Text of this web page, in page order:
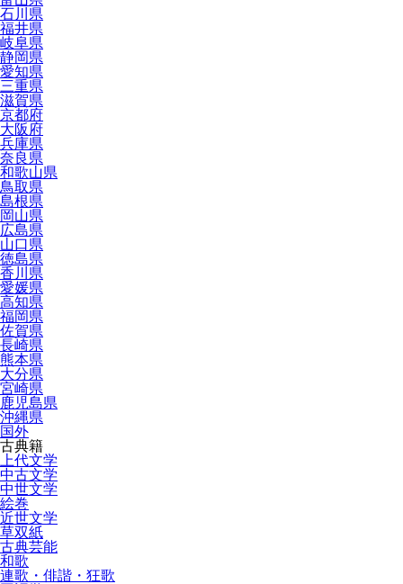
石川県
福井県
岐阜県
静岡県
愛知県
三重県
滋賀県
京都府
大阪府
兵庫県
奈良県
和歌山県
鳥取県
島根県
岡山県
広島県
山口県
徳島県
香川県
愛媛県
高知県
福岡県
佐賀県
長崎県
熊本県
大分県
宮崎県
鹿児島県
沖縄県
国外
古典籍
上代文学
中古文学
中世文学
絵巻
近世文学
草双紙
古典芸能
和歌
連歌・俳諧・狂歌